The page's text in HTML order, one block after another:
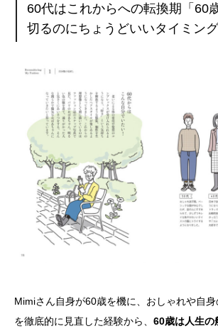
60代はこれからへの転換期「60
切るのにちょうどいいタイミング
Mimiさん自身が60歳を機に、おしゃれや自
を徹底的に見直した経験から、 60歳は人生の